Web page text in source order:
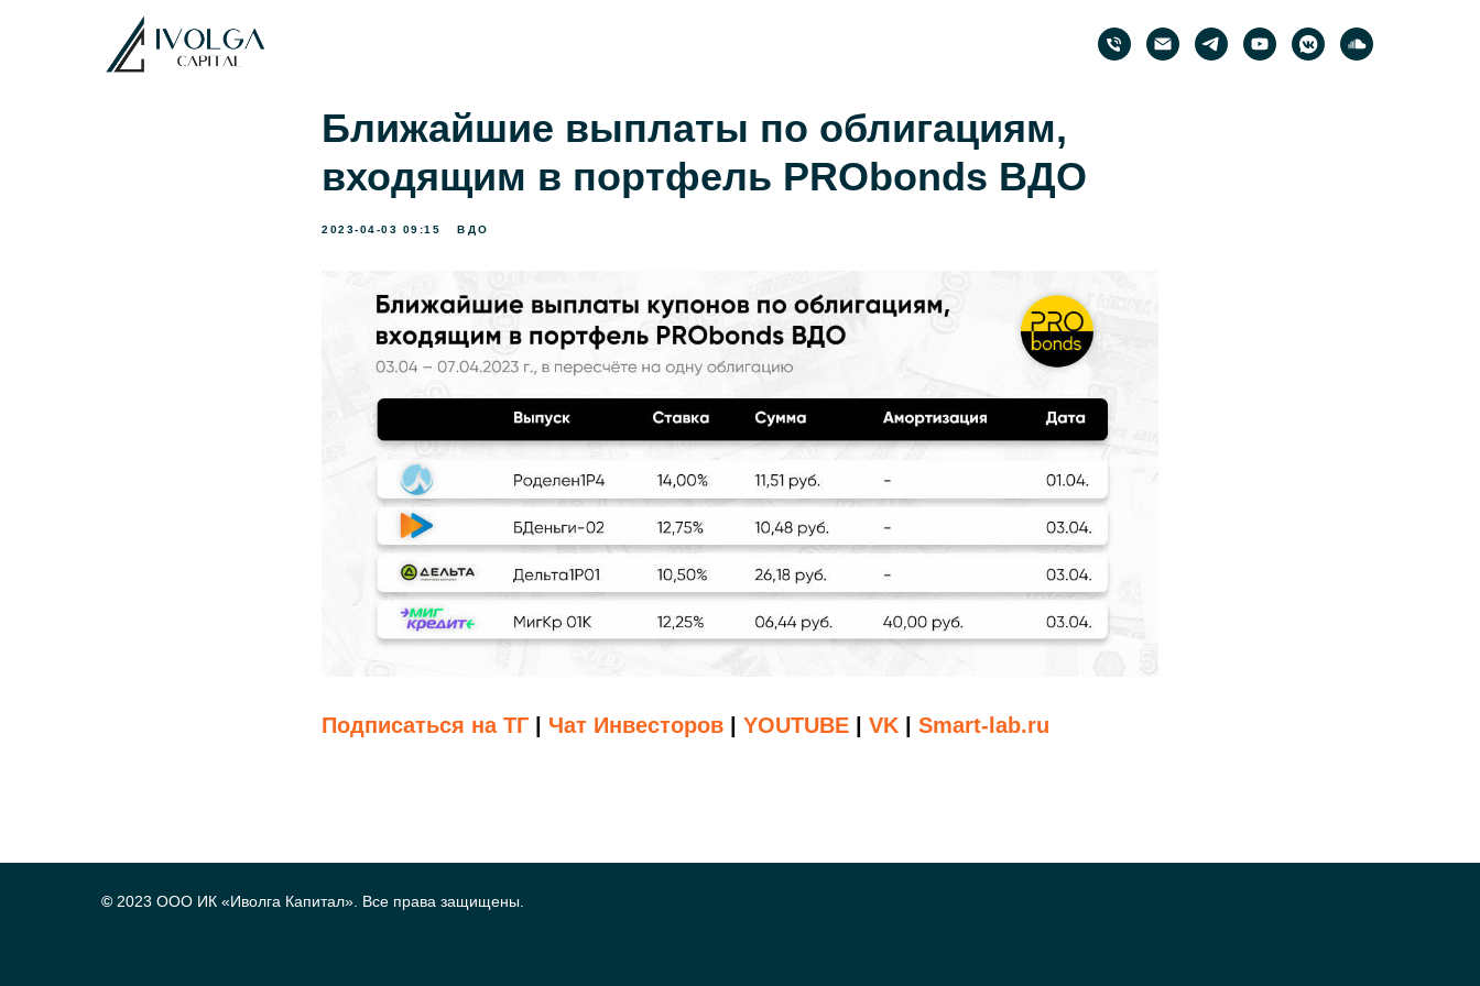
Ближайшие выплаты по облигациям,
входящим в портфель PRObonds ВДО
2023-04-03 09:15 ВДО
Подписаться на ТГ Чат Инвесторов YOUTUBE VK Smart-lab.ru
© 2023 ООО ИК «Иволга Капитал». Все права защищены.